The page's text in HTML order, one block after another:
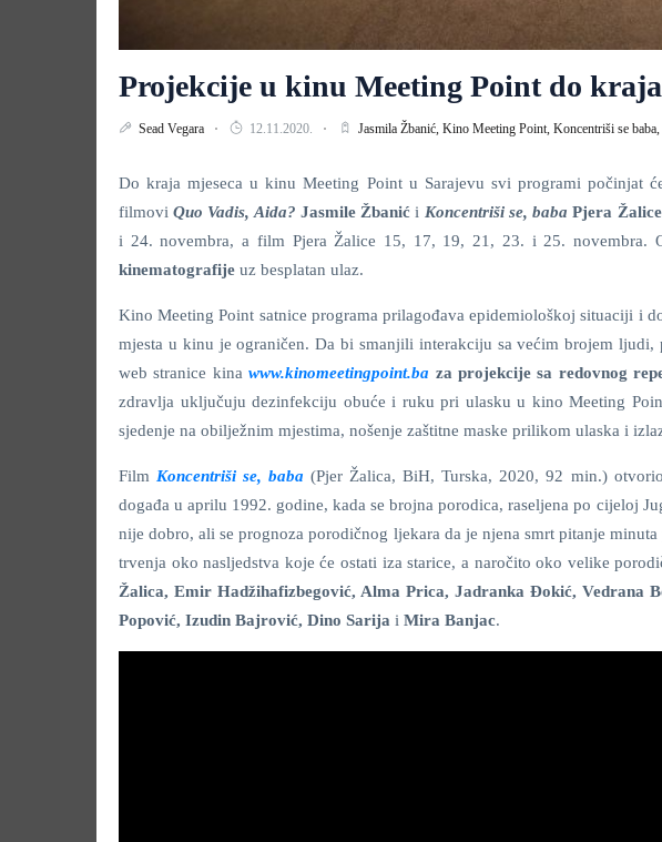
Projekcije u kinu Meeting Point do kraja
Sead Vegara 12.11.2020. Jasmila Žbanić, Kino Meeting Point, Koncentriši se baba,
Do kraja mjeseca u kinu Meeting Point u Sarajevu svi programi počinjat
filmoviQuo Vadis, Aida? Jasmile Žbanić i Koncentriši se, baba Pjera
i 24. novembra, a film Pjera Žalice 15, 17, 19, 21, 23. i 25. novembra.
kinematografije uz besplatan ulaz.
Kino Meeting Point satnice programa prilagođava epidemiološkoj situaciji i
mjesta u kinu je ograničen. Da bi smanjili interakciju sa većim brojem
web stranice kinawww.kinomeetingpoint.ba za projekcije sa redovnog
zdravlja uključuju dezinfekciju obuće i ruku pri ulasku u kino Meeting
sjedenje na obilježnim mjestima, nošenje zaštitne maske prilikom ulaska i
Film Koncentriši se, baba (Pjer Žalica, BiH, Turska, 2020, 92 min.)
događa u aprilu 1992. godine, kada se brojna porodica, raseljena po cijeloj
nije dobro, ali se prognoza porodičnog ljekara da je njena smrt pitanje
trvenja oko nasljedstva koje će ostati iza starice, a naročito oko velike
Žalica, Emir Hadžihafizbegović, Alma Prica, Jadranka Đokić, Vedrana
Popović, Izudin Bajrović, Dino Sarija i Mira Banjac.